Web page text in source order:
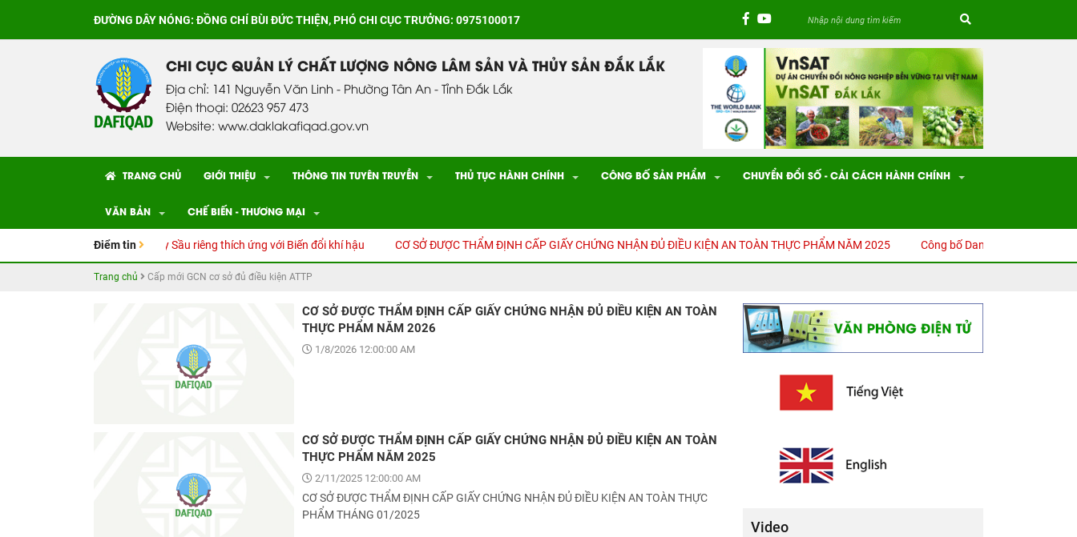
ĐƯỜNG DÂY NÓNG:ĐỒNG CHÍ BÙI ĐỨC THIỆN, PHÓ CHI CỤC TRƯỞNG: 0975100017
CHI CỤC QUẢN LÝ CHẤT LƯỢNG NÔNG LÂM SẢN VÀ THỦY SẢN ĐẮK LẮK
Địa chỉ: 141 Nguyễn Văn Linh - Phường Tân An - Tỉnh Đắk Lắk
Điện thoại: 02623 957 473
Website: www.daklakafiqad.gov.vn
TRANG CHỦ GIỚI THIỆU THÔNG TIN TUYÊN TRUYỀN THỦ TỤC HÀNH CHÍNH CÔNG BỐ SẢN PHẨM CHUYỂN ĐỔI SỐ - CẢI CÁCH HÀNH CHÍNH
VĂN BẢN CHẾ BIẾN - THƯƠNG MẠI
Điểm tin
dẫn kỹ thuật Canh tác cây Sầu riêng thích ứng với Biến đổi khí hậu CƠ SỞ ĐƯỢC THẨM ĐỊNH CẤP GIẤY CHỨNG NHẬN ĐỦ ĐIỀU KIỆN AN TOÀN THỰC PHẨM NĂM 2025 Công bố Danh mục thủ tục hành
Trang chủ Cấp mới GCN cơ sở đủ điều kiện ATTP
CƠ SỞ ĐƯỢC THẨM ĐỊNH CẤP GIẤY CHỨNG NHẬN ĐỦ ĐIỀU KIỆN AN TOÀN
THỰC PHẨM NĂM 2026
1/8/2026 12:00:00 AM
CƠ SỞ ĐƯỢC THẨM ĐỊNH CẤP GIẤY CHỨNG NHẬN ĐỦ ĐIỀU KIỆN AN TOÀN
THỰC PHẨM NĂM 2025
2/11/2025 12:00:00 AM
CƠ SỞ ĐƯỢC THẨM ĐỊNH CẤP GIẤY CHỨNG NHẬN ĐỦ ĐIỀU KIỆN AN TOÀN THỰC
PHẨM THÁNG 01/2025
Video